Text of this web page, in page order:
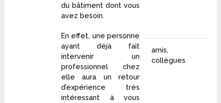
du bâtiment dont vous
avez besoin.
En effet, une personne
ayant déjà fait
intervenir un
professionnel chez
elle aura un retour
d’expérience très
intéressant à vous
amis,
collègues